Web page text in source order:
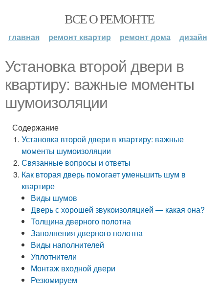
ВСЕ О РЕМОНТЕ
главная ремонт квартир ремонт дома дизайн
Установка второй двери в
квартиру: важные моменты
шумоизоляции
Содержание
Установка второй двери в квартиру: важные
моменты шумоизоляции
Связанные вопросы и ответы
Как вторая дверь помогает уменьшить шум в
квартире
Виды шумов
Дверь с хорошей звукоизоляцией — какая она?
Толщина дверного полотна
Заполнения дверного полотна
Виды наполнителей
Уплотнители
Монтаж входной двери
Резюмируем